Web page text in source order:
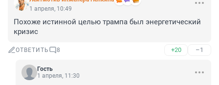
1 апреля, 10:49
Похоже истинной целью трампа был энергетический
кризис
ОТВЕТИТЬ 8 +20 –1
Гость
1 апреля, 11:30